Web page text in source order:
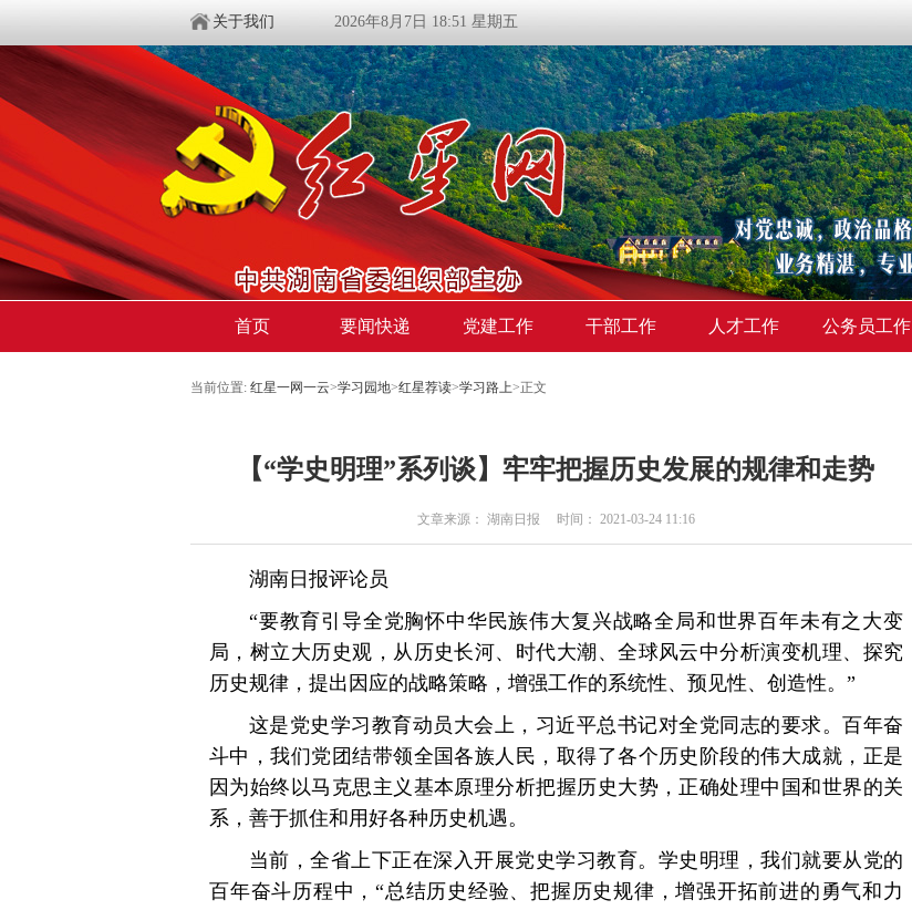
关于我们 2026年8月7日 18:51 星期五
首页 要闻快递 党建工作 干部工作 人才工作 公务员工作
当前位置: 红星一网一云>学习园地>红星荐读>学习路上>正文
【“学史明理”系列谈】牢牢把握历史发展的规律和走势
文章来源： 湖南日报 时间： 2021-03-24 11:16
湖南日报评论员
“要教育引导全党胸怀中华民族伟大复兴战略全局和世界百年未有之大变
局，树立大历史观，从历史长河、时代大潮、全球风云中分析演变机理、探究
历史规律，提出因应的战略策略，增强工作的系统性、预见性、创造性。”
这是党史学习教育动员大会上，习近平总书记对全党同志的要求。百年奋
斗中，我们党团结带领全国各族人民，取得了各个历史阶段的伟大成就，正是
因为始终以马克思主义基本原理分析把握历史大势，正确处理中国和世界的关
系，善于抓住和用好各种历史机遇。
当前，全省上下正在深入开展党史学习教育。学史明理，我们就要从党的
百年奋斗历程中，“总结历史经验、把握历史规律，增强开拓前进的勇气和力